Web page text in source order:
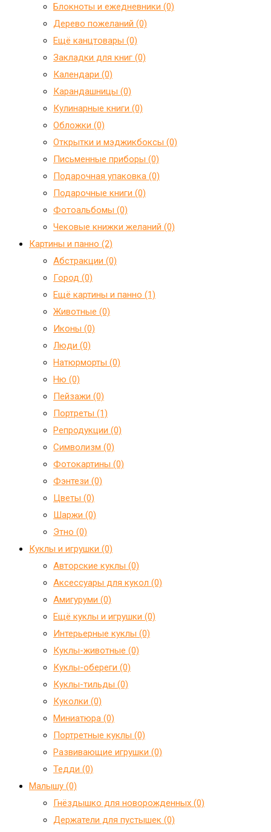
Блокноты и ежедневники (0)
Дерево пожеланий (0)
Ещё канцтовары (0)
Закладки для книг (0)
Календари (0)
Карандашницы (0)
Кулинарные книги (0)
Обложки (0)
Открытки и мэджикбоксы (0)
Письменные приборы (0)
Подарочная упаковка (0)
Подарочные книги (0)
Фотоальбомы (0)
Чековые книжки желаний (0)
Картины и панно (2)
Абстракции (0)
Город (0)
Ещё картины и панно (1)
Животные (0)
Иконы (0)
Люди (0)
Натюрморты (0)
Ню (0)
Пейзажи (0)
Портреты (1)
Репродукции (0)
Символизм (0)
Фотокартины (0)
Фэнтези (0)
Цветы (0)
Шаржи (0)
Этно (0)
Куклы и игрушки (0)
Авторские куклы (0)
Аксессуары для кукол (0)
Амигуруми (0)
Ещё куклы и игрушки (0)
Интерьерные куклы (0)
Куклы-животные (0)
Куклы-обереги (0)
Куклы-тильды (0)
Куколки (0)
Миниатюра (0)
Портретные куклы (0)
Развивающие игрушки (0)
Тедди (0)
Малышу (0)
Гнёздышко для новорожденных (0)
Держатели для пустышек (0)